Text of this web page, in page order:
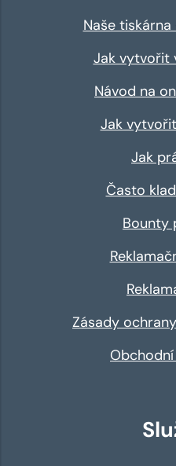
Naše
Jak vytvořit
Návod na
Jak
Jak
Často
Bounty
Zásady